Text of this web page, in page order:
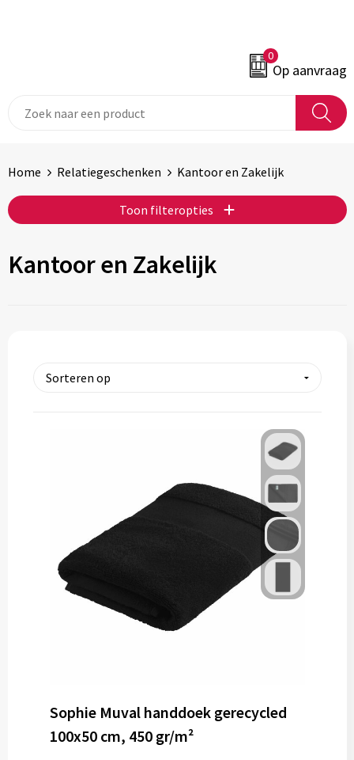
0
Op aanvraag
Home Relatiegeschenken Kantoor en Zakelijk
Toon filteropties
Kantoor en Zakelijk
Sophie Muval handdoek gerecycled
100x50 cm, 450 gr/m²